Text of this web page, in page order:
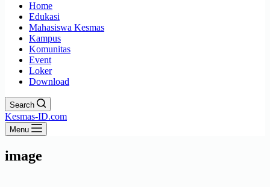
Home
Edukasi
Mahasiswa Kesmas
Kampus
Komunitas
Event
Loker
Download
Search
Kesmas-ID.com
Menu
image